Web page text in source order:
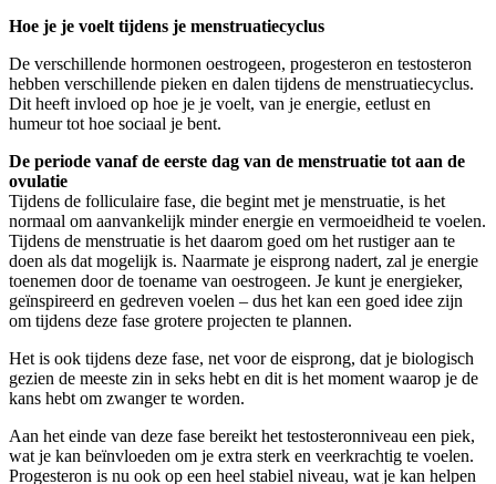
Hoe je je voelt tijdens je menstruatiecyclus
De verschillende hormonen oestrogeen, progesteron en testosteron
hebben verschillende pieken en dalen tijdens de menstruatiecyclus.
Dit heeft invloed op hoe je je voelt, van je energie, eetlust en
humeur tot hoe sociaal je bent.
De periode vanaf de eerste dag van de menstruatie tot aan de
ovulatie
Tijdens de folliculaire fase, die begint met je menstruatie, is het
normaal om aanvankelijk minder energie en vermoeidheid te voelen.
Tijdens de menstruatie is het daarom goed om het rustiger aan te
doen als dat mogelijk is. Naarmate je eisprong nadert, zal je energie
toenemen door de toename van oestrogeen. Je kunt je energieker,
geïnspireerd en gedreven voelen – dus het kan een goed idee zijn
om tijdens deze fase grotere projecten te plannen.
Het is ook tijdens deze fase, net voor de eisprong, dat je biologisch
gezien de meeste zin in seks hebt en dit is het moment waarop je de
kans hebt om zwanger te worden.
Aan het einde van deze fase bereikt het testosteronniveau een piek,
wat je kan beïnvloeden om je extra sterk en veerkrachtig te voelen.
Progesteron is nu ook op een heel stabiel niveau, wat je kan helpen